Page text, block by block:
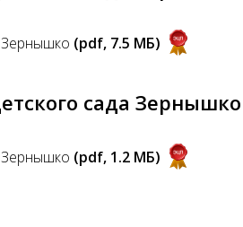
Зернышко (pdf, 7.5 MБ)
сада Зернышко
Зернышко (pdf, 1.2 MБ)